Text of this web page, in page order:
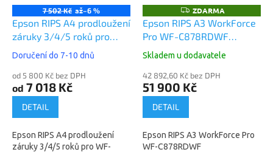
7 502 Kč až–6 %
Epson RIPS A4 prodloužení
záruky 3/4/5 roků pro
WF-C579R, OnSite
Doručení do 7-10 dnů
od 5 800 Kč bez DPH
od 7 018 Kč
DETAIL
Epson RIPS A4 prodloužení
záruky 3/4/5 roků pro WF-
Z
D
A
R
A
ZDARMA
Epson RIPS A3 WorkForce
Pro WF-C878RDWF
(C11CH60401)
Skladem u dodavatele
42 892,60 Kč bez DPH
51 900 Kč
DETAIL
Epson RIPS A3 WorkForce Pro
WF-C878RDWF